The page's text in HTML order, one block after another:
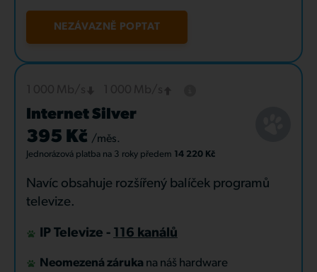
NEZÁVAZNĚ POPTAT
Internet Silver
395 Kč /měs.
Jednorázová platba na 3 roky předem 14 220 Kč
Navíc obsahuje rozšířený balíček programů
televize.
IP Televize - 116 kanálů
Neomezená záruka na náš hardware